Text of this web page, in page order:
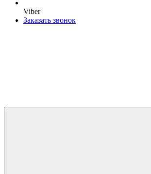
Viber
Заказать звонок